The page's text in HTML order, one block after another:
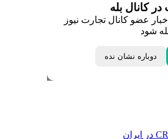
کانال بله
عضو کانال تجارت نیوز
شود
دوباره نشان نده